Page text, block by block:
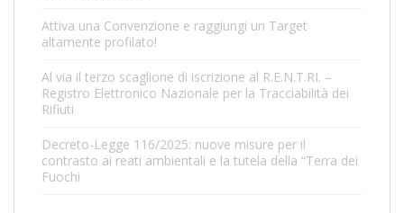
Attiva una Convenzione e raggiungi un Target
altamente profilato!
Al via il terzo scaglione di iscrizione al R.E.N.T.RI. –
Registro Elettronico Nazionale per la Tracciabilità dei
Rifiuti
Decreto-Legge 116/2025: nuove misure per il
contrasto ai reati ambientali e la tutela della “Terra dei
Fuochi